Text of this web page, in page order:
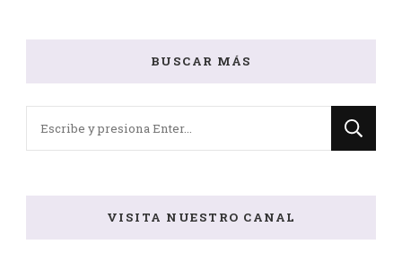
BUSCAR MÁS
VISITA NUESTRO CANAL